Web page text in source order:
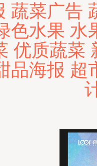
蔬菜广告
色水果 水
优质蔬菜
品海报 超